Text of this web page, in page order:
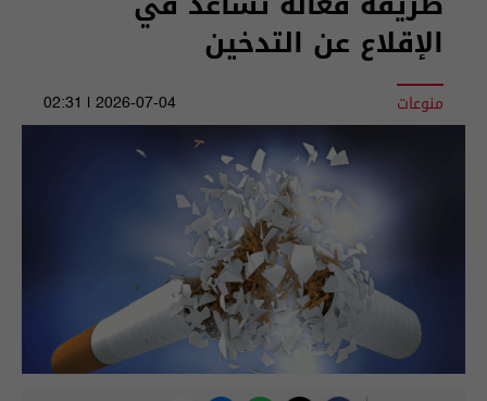
الإقلاع عن التدخين
منوعات 2026-07-04 | 02:31